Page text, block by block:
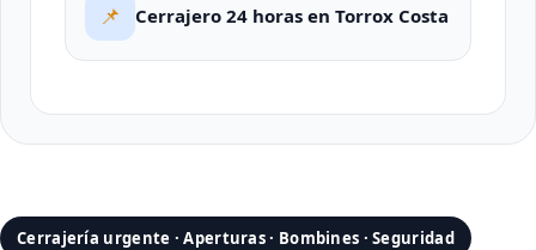
📌 Cerrajero 24 horas en Torrox Costa
Cerrajería urgente · Aperturas · Bombines · Seguridad